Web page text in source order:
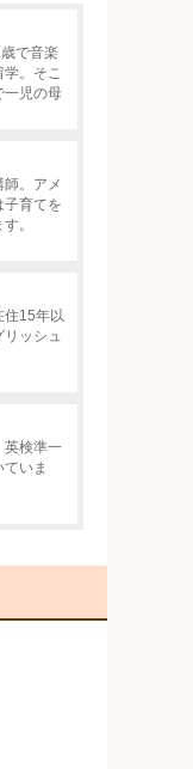
で音楽
。そこ
一児の母
。アメ
子育てを
。
住15年以
ッシュ
英検準一
いま